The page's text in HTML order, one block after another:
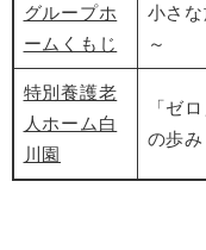
グループホ
ームくもじ
小さ
～
特別養護老
人ホーム白
川園
「ゼ
の歩み